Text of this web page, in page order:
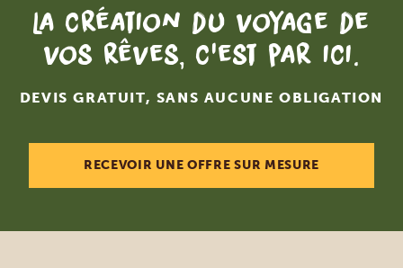
La création du voyage de
vos rêves, c'est par ici.
DEVIS GRATUIT, SANS AUCUNE OBLIGATION
RECEVOIR UNE OFFRE SUR MESURE